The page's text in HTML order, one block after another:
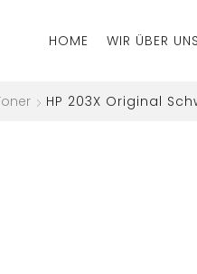
HOME WIR ÜBER UNS
HP 203X Original